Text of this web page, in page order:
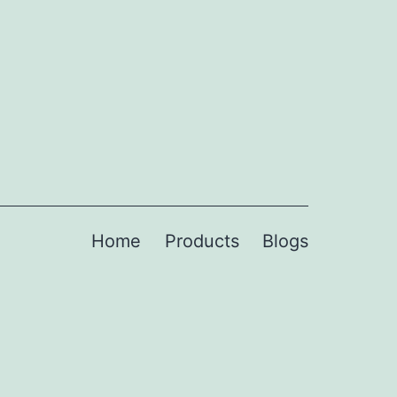
Home Products Blogs